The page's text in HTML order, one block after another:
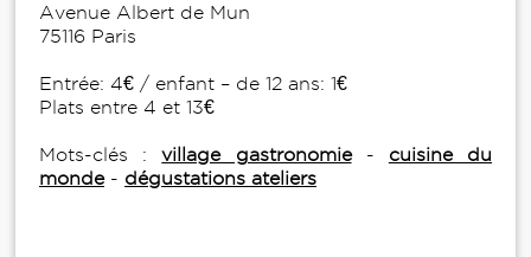
Avenue Albert de Mun
75116 Paris
Entrée: 4€ / enfant – de 12 ans: 1€
Plats entre 4 et 13€
Mots-clés :village gastronomie- cuisine du
monde- dégustations ateliers